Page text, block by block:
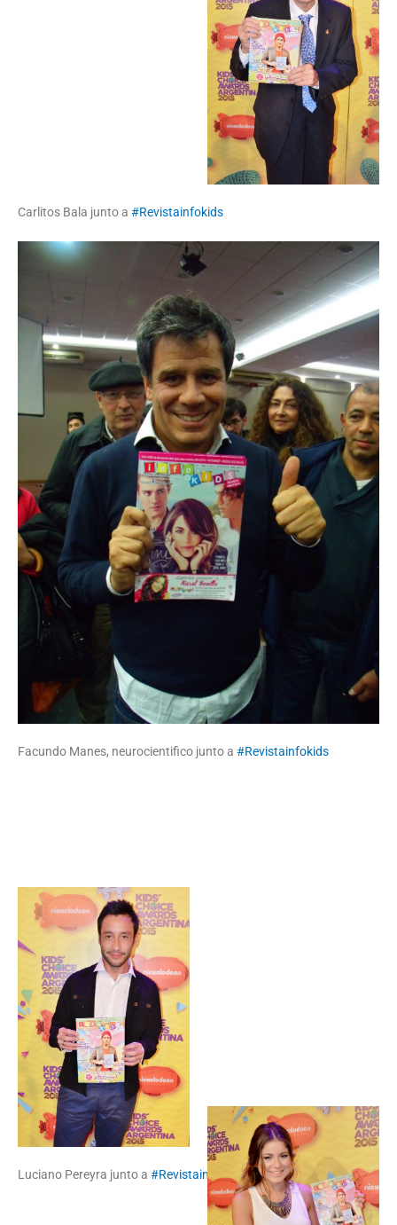
Carlitos Bala junto a #Revistainfokids
Facundo Manes, neurocientifico junto a #Revistainfokids
Luciano Pereyra junto a #Revistainfokids